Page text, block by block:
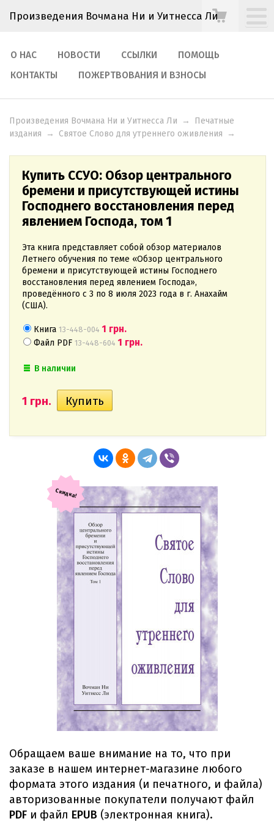
Произведения Вочмана Ни и Уитнесса Ли
О НАС НОВОСТИ ССЫЛКИ
ПОМОЩЬ
КОНТАКТЫ
ПОЖЕРТВОВАНИЯ И ВЗНОСЫ
Произведения Вочмана Ни и Уитнесса Ли →
Печатные
издания
→ Святое Слово для утреннего оживления →
Купить ССУО: Обзор центрального
бремени и присутствующей истины
Господнего восстановления перед
явлением Господа, том 1
Эта книга представляет собой обзор материалов
Летнего обучения по теме «Обзор центрального
бремени и присутствующей истины Господнего
восстановления перед явлением Господа»,
проведённого с 3 по 8 июля 2023 года в г. Анахайм
(США).
Книга 13-448-004 1 грн.
Файл PDF 13-448-604 1 грн.
В наличии
1 грн.
Скидка!
Обращаем ваше внимание на то, что при
заказе в нашем интернет-магазине любого
формата этого издания (и печатного, и файла)
авторизованные покупатели получают файл
PDF и файл EPUB (электронная книга).